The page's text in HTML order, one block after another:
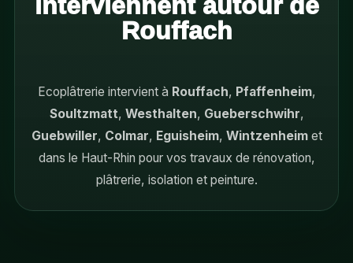
Rouffach
Ecoplâtrerie intervient à Rouffach, Pfaffenheim,
Soultzmatt, Westhalten, Gueberschwihr,
Guebwiller, Colmar, Eguisheim, Wintzenheimet
dans le Haut-Rhin pour vos travaux de rénovation,
plâtrerie, isolation et peinture.